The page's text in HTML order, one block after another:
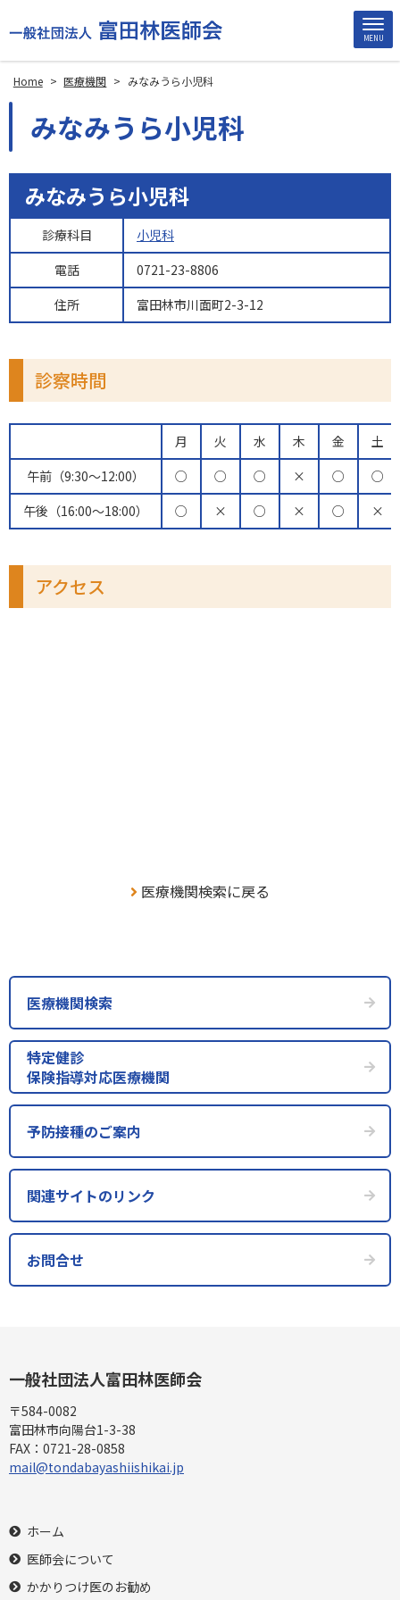
MENU
Home > 医療機関 > みなみうら小児科
みなみうら小児科
みなみうら小児科
診療科目
小児科
電話
0721-23-8806
住所
富田林市川面町2-3-12
診察時間
月 火 水 木 金
土
午前（9:30〜12:00）
○ ○ ○ × ○
○
午後（16:00〜18:00）
○ × ○ × ○ ×
アクセス
医療機関検索に戻る
医療機関検索
特定健診
保険指導対応医療機関
予防接種のご案内
関連サイトのリンク
お問合せ
一般社団法人富田林医師会
〒584-0082
富田林市向陽台1-3-38
FAX： 0721-28-0858
mail@tondabayashiishikai.jp
ホーム
医師会について
かかりつけ医のお勧め